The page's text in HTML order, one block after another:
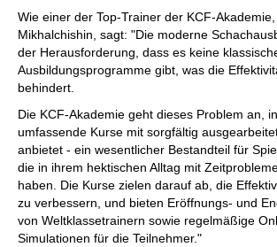
Wie einer der Top-Trainer der KCF-
Mikhalchishin, sagt: "Die moderne
der Herausforderung, dass es keine
Ausbildungsprogramme gibt, was die
behindert.
Die KCF-Akademie geht dieses Problem an,
umfassende Kurse mit sorgfältig
anbietet - ein wesentlicher Bestandteil für
die in ihrem hektischen Alltag mit
haben. Die Kurse zielen darauf ab, die
zu verbessern, und bieten Eröffnungs- und
von Weltklassetrainern sowie regelmäßige
Simulationen für die Teilnehmer."